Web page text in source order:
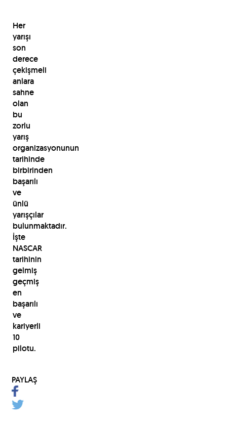
Her
yarışı
son
derece
çekişmeli
anlara
sahne
olan
bu
zorlu
yarış
organizasyonunun
tarihinde
birbirinden
başarılı
ve
ünlü
yarışçılar
bulunmaktadır.
İşte
NASCAR
tarihinin
gelmiş
geçmiş
en
başarılı
ve
kariyerli
10
pilotu.
PAYLAŞ